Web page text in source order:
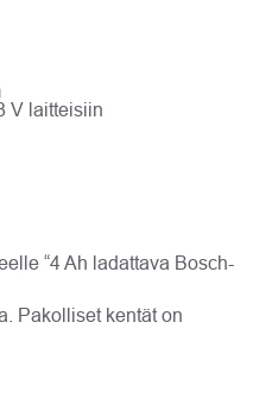
V laitteisiin
“4 Ah ladattava Bosch-
Pakolliset kentät on